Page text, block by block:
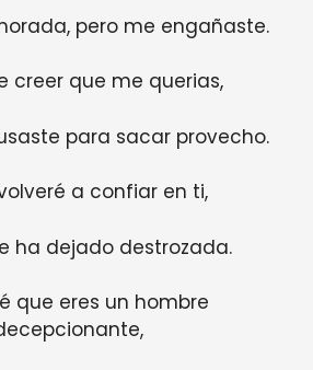
pero me engañaste.
creer que me querias,
para sacar provecho.
a confiar en ti,
ha dejado destrozada.
que eres un hombre